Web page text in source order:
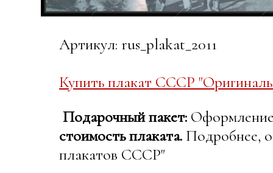
Артикул: rus_plakat_2011
Купить плакат СССР
Подарочный пакет: Оформление
стоимость плаката. Подробнее,
плакатов СССР"